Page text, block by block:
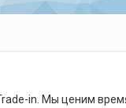
in. Мы ценим